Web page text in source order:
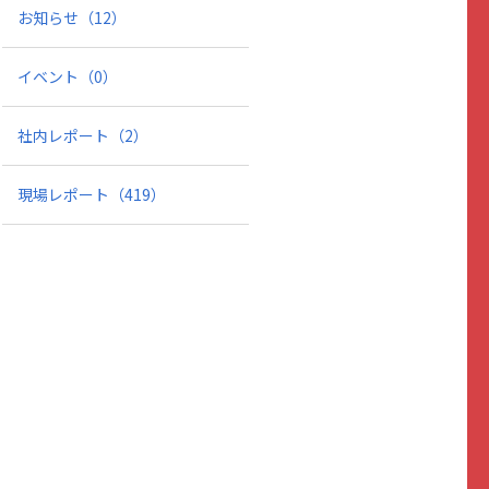
お知らせ （12）
イベント （0）
社内レポート （2）
現場レポート （419）